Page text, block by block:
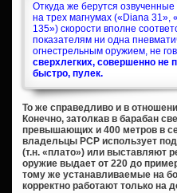
Откуда же берутся
на трех магнумах («Diana 31»,
135») скорости вполне
показателям ни одна
огнестрельным оружием, не
сверхлегких, совершенно не
быстро, пулек.
То же справедливо и в
Конечно, затолкав в барабан
превышающих и 400 метров в
владельцы PCP использует
(т.н. «плато») или выставляют
оружие выдает от 220 до
тому же устанавливаемые на
корректно работают только на